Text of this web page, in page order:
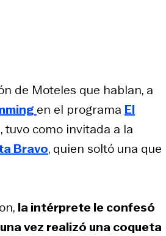
de Moteles que hablan, a
en el programa El
, tuvo como invitada a la
Bravo, quien soltó una que
la intérprete le confesó
vez realizó una coqueta